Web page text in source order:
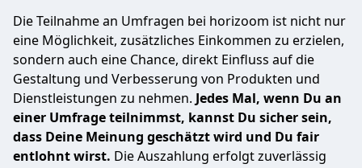
Die Teilnahme an Umfragen bei horizoom ist nicht nur
eine Möglichkeit, zusätzliches Einkommen zu erzielen,
sondern auch eine Chance, direkt Einfluss auf die
Gestaltung und Verbesserung von Produkten und
Dienstleistungen zu nehmen. Jedes Mal, wenn Du an
einer Umfrage teilnimmst, kannst Du sicher sein,
dass Deine Meinung geschätzt wird und Du fair
entlohnt wirst. Die Auszahlung erfolgt zuverlässig